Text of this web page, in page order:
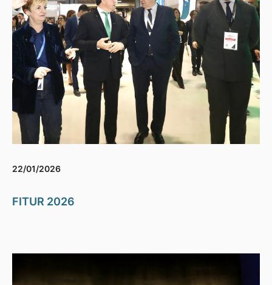
22/01/2026
FITUR 2026